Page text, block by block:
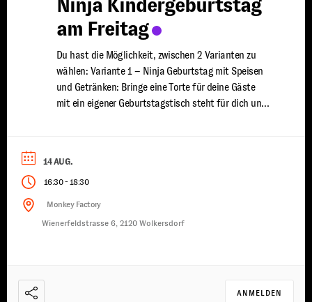
Ninja Kindergeburtstag
am Freitag
Du hast die Möglichkeit, zwischen 2 Varianten zu
wählen: Variante 1 – Ninja Geburtstag mit Speisen
und Getränken: Bringe eine Torte für deine Gäste
mit ein eigener Geburtstagstisch steht für dich und
14 AUG.
16:30-18:30
Monkey Factory
Wienerfeldstrasse 6, 2120 Wolkersdorf
ANMELDEN